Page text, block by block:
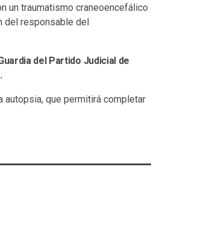
un traumatismo craneoencefálico
del responsable del
del Partido Judicial de
que permitirá completar